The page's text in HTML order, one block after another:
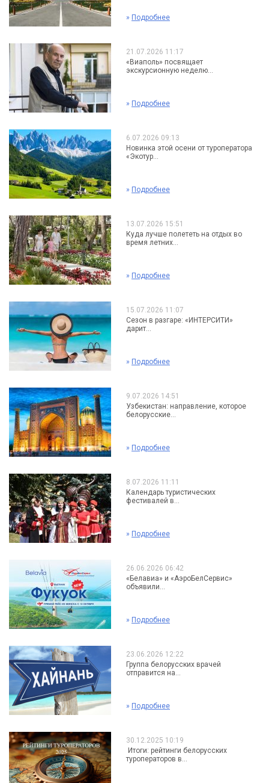
» Подробнее
21.07.2026 11:17
«Виаполь» посвящает
экскурсионную неделю...
» Подробнее
6.07.2026 09:13
Новинка этой осени от туроператора
«Экотур...
» Подробнее
13.07.2026 15:51
Куда лучше полететь на отдых во
время летних...
» Подробнее
15.07.2026 11:07
Сезон в разгаре: «ИНТЕРСИТИ»
дарит...
» Подробнее
9.07.2026 14:51
Узбекистан: направление, которое
белорусские...
» Подробнее
8.07.2026 11:11
Календарь туристических
фестивалей в...
» Подробнее
26.06.2026 06:42
«Белавиа» и «АэроБелСервис»
объявили...
» Подробнее
23.06.2026 12:22
Группа белорусских врачей
отправится на...
» Подробнее
30.12.2025 10:19
Итоги: рейтинги белорусских
туроператоров в...